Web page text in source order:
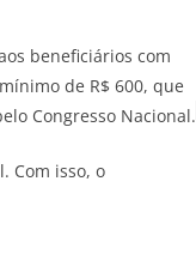
beneficiários com
de R$ 600, que
Congresso Nacional.
Com isso, o